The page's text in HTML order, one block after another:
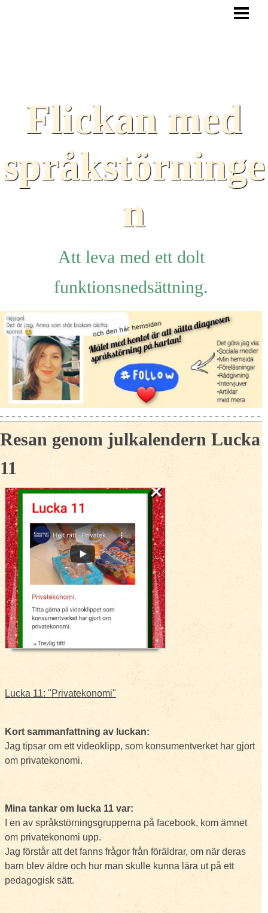
HJÄLPMEDEL
LÄNKAR
Flickan med
språkstörninge
n
Att leva med ett dolt
funktionsnedsättning.
Resan genom julkalendern Lucka
11
Lucka 11: "Privatekonomi"
Kort sammanfattning av luckan:
Jag tipsar om ett videoklipp, som konsumentverket har gjort
om privatekonomi.
Mina tankar om lucka 11 var:
I en av språkstörningsgrupperna på facebook, kom ämnet
om privatekonomi upp.
Jag förstår att det fanns frågor från föräldrar, om när deras
barn blev äldre och hur man skulle kunna lära ut på ett
pedagogisk sätt.